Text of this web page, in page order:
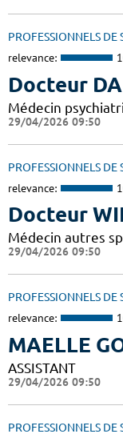
PROFESSIONNELS DE
relevance:
Docteur
Médecin
29/04/2026 09:50
PROFESSIONNELS DE
relevance:
Docteur
Médecin autres
29/04/2026 09:50
PROFESSIONNELS DE
relevance:
MAELLE
ASSISTANT
29/04/2026 09:50
PROFESSIONNELS DE